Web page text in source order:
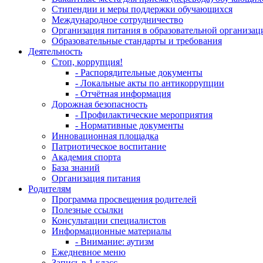
Стипендии и меры поддержки обучающихся
Международное сотрудничество
Организация питания в образовательной
Образовательные стандарты и требования
Деятельность
Стоп, коррупция!
- Распорядительные документы
- Локальные акты по антикоррупции
- Отчётная информация
Дорожная безопасность
- Профилактические мероприятия
- Нормативные документы
Инновационная площадка
Патриотическое воспитание
Академия спорта
База знаний
Организация питания
Родителям
Программа просвещения родителей
Полезные ссылки
Консультации специалистов
Информационные материалы
- Внимание: аутизм
Ежедневное меню